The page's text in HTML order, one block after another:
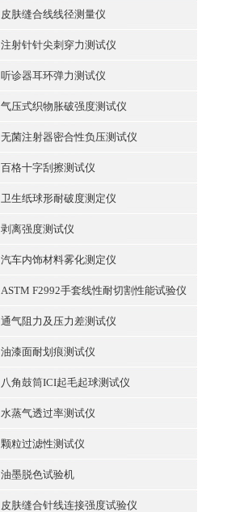
皮肤缝合线线径测量仪
注射针针尖刺穿力测试仪
听诊器耳环弹力测试仪
气压式织物胀破强度测试仪
无菌注射器密合性负压测试仪
百格十字刮擦测试仪
卫生纸球形耐破度测定仪
剥离强度测试仪
汽车内饰材料雾化测定仪
ASTM F2992手套线性耐切割性能试验仪
通气阻力及压力差测试仪
油漆面耐划痕测试仪
八角鼓筒ICI起毛起球测试仪
水蒸气透过率测试仪
颗粒过滤性测试仪
油墨脱色试验机
皮肤缝合针线连接强度试验仪